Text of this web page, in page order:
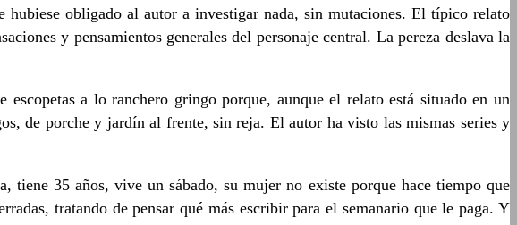
obligado al autor a investigar nada, sin mutaciones. El típico relato
y pensamientos generales del personaje central. La pereza deslava la
a lo ranchero gringo porque, aunque el relato está situado en un
de porche y jardín al frente, sin reja. El autor ha visto las mismas series y
tiene 35 años, vive un sábado, su mujer no existe porque hace tiempo que
tratando de pensar qué más escribir para el semanario que le paga. Y